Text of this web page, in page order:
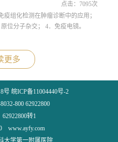
点击： 7095次
疫组化检测在肿瘤诊断中的应用；
位分子杂交； 4．免疫电镜。
更多
皖ICP备11004440号-2
800 62922800
转1
www.ayfy.com
大学第一附属医院